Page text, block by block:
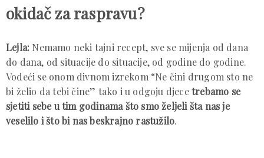
okidač za raspravu?
Lejla: Nemamo neki tajni recept, sve se mijenja od dana
do dana, od situacije do situacije, od godine do godine.
Vodeći se onom divnom izrekom “Ne čini drugom sto ne
bi želio da tebi čine” tako i u odgoju djecetrebamo se
sjetiti sebe u tim godinama što smo željeli šta nas je
veselilo i što bi nas beskrajno rastužilo.